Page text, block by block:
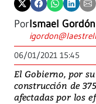
PorIsmael
06/01/2021 15:45
El Gobierno, por
construcción de
afectadas por los